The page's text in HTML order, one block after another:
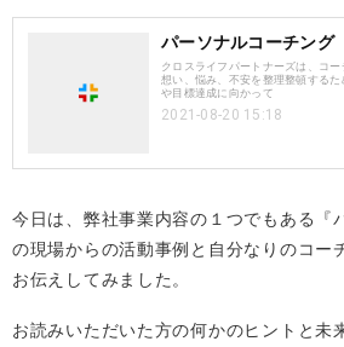
パーソナルコーチング
クロスライフパートナーズは、コ
想い、悩み、不安を整理整頓する
や目標達成に向かって
2021-08-20 15:18
今日は、弊社事業内容の１つでもある『
の現場からの活動事例と自分なりのコー
お伝えしてみました。
お読みいただいた方の何かのヒントと未